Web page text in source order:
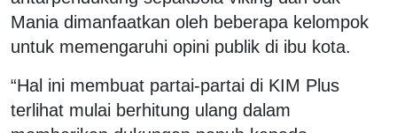
Mania dimanfaatkan oleh beberapa kelompok
untuk memengaruhi opini publik di ibu kota.
“Hal ini membuat partai-partai di KIM Plus
terlihat mulai berhitung ulang dalam